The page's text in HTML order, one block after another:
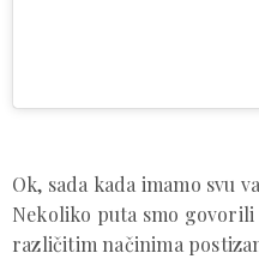
Ok, sada kada imamo svu
Nekoliko puta smo
različitim načinima